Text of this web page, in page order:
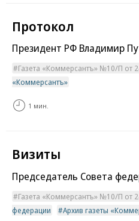
Протокол
Президент РФ Владимир
Газета «Коммерсантъ» №10/П от
«Коммерсантъ»
1 мин.
Визиты
Председатель Совета
Газета «Коммерсантъ» №10/П от
федерации
Архив газеты